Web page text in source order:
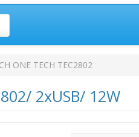
ONE TECH TEC2802
2xUSB/ 12W